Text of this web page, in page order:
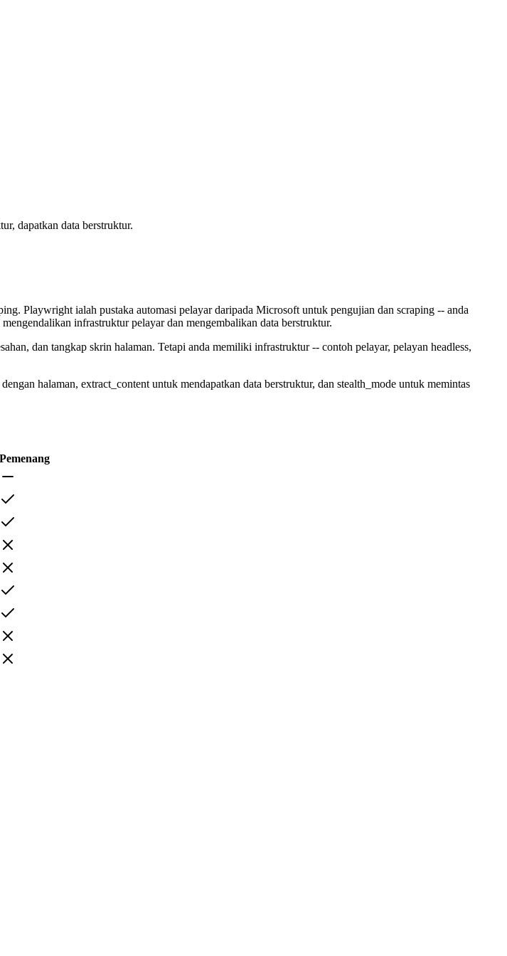
dapatkan data berstruktur.
Playwright ialah pustaka automasi pelayar daripada Microsoft untuk pengujian dan scraping -- anda
infrastruktur pelayar dan mengembalikan data berstruktur.
dan tangkap skrin halaman. Tetapi anda memiliki infrastruktur -- contoh pelayar, pelayan headless,
halaman, extract_content untuk mendapatkan data berstruktur, dan stealth_mode untuk memintas
Pemenang